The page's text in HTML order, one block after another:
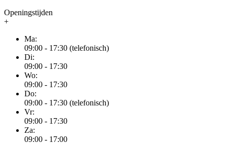
Openingstijden
+
Ma:
09:00 - 17:30 (telefonisch)
Di:
09:00 - 17:30
Wo:
09:00 - 17:30
Do:
09:00 - 17:30 (telefonisch)
Vr:
09:00 - 17:30
Za:
09:00 - 17:00